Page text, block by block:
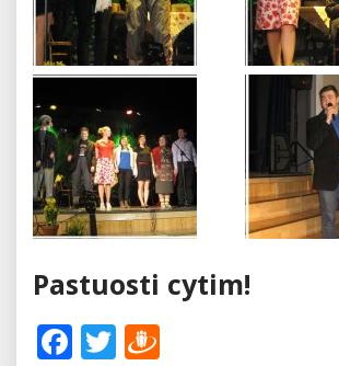
Pastuosti cytim!
Facebook
Twitter